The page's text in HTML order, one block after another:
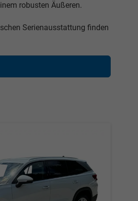
robusten Äußeren.
Serienausstattung finden